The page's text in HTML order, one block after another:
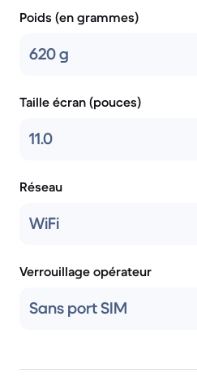
Poids (en grammes)
620 g
Taille écran (pouces)
11.0
Réseau
WiFi
Verrouillage opérateur
Sans port SIM